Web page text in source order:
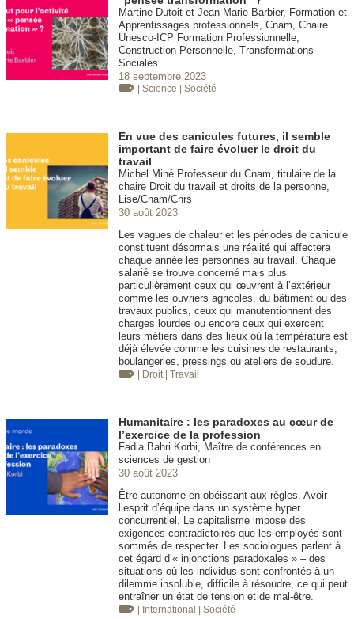
Martine Dutoit et Jean-Marie Barbier, Formation et
Apprentissages professionnels, Cnam, Chaire
Unesco-ICP Formation Professionnelle,
Construction Personnelle, Transformations
Sociales
18 septembre 2023
| Science | Société
En vue des canicules futures, il semble
important de faire évoluer le droit du
travail
Michel Miné Professeur du Cnam, titulaire de la
chaire Droit du travail et droits de la personne,
Lise/Cnam/Cnrs
30 août 2023
Les vagues de chaleur et les périodes de canicule
constituent désormais une réalité qui affectera
chaque année les personnes au travail. Chaque
salarié se trouve concerné mais plus
particulièrement ceux qui œuvrent à l’extérieur
comme les ouvriers agricoles, du bâtiment ou des
travaux publics, ceux qui manutentionnent des
charges lourdes ou encore ceux qui exercent
leurs métiers dans des lieux où la température est
déjà élevée comme les cuisines de restaurants,
boulangeries, pressings ou ateliers de soudure.
| Droit | Travail
Humanitaire : les paradoxes au cœur de
l’exercice de la profession
Fadia Bahri Korbi, Maître de conférences en
sciences de gestion
30 août 2023
Être autonome en obéissant aux règles. Avoir
l’esprit d’équipe dans un système hyper
concurrentiel. Le capitalisme impose des
exigences contradictoires que les employés sont
sommés de respecter. Les sociologues parlent à
cet égard d’« injonctions paradoxales » – des
situations où les individus sont confrontés à un
dilemme insoluble, difficile à résoudre, ce qui peut
entraîner un état de tension et de mal-être.
| International | Société